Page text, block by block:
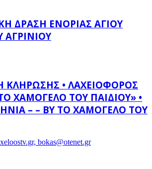
ΔΡΆΣΗ ΕΝΟΡΊΑΣ ΑΓΊΟΥ
ΚΛΉΡΩΣΗΣ • ΛΑΧΕΙΟΦΌΡΟΣ
ΧΑΜΌΓΕΛΟ ΤΟΥ ΠΑΙΔΙΟΎ» •
– – BY ΤΟ ΧΑΜΌΓΕΛΟ ΤΟΥ
bokas@otenet.gr